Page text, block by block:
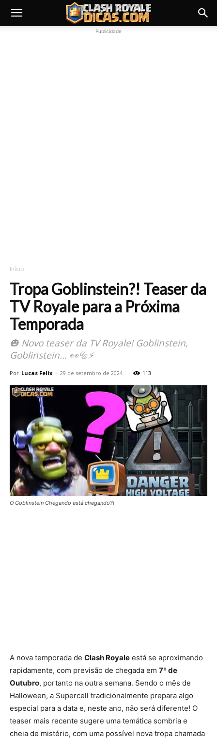
Publicidade
Início
Tropa Goblinstein?! Teaser da
TV Royale para a Próxima
Temporada
🎃 Novo teaser da TV Royale! Goblinstein,
Goblinstein... 👀🔩⚡
Por Lucas Felix - 29 de setembro de 2024 113
O Goblinstein Chegando está chegando?!
A nova temporada de Clash Royale está se aproximando
rapidamente, com previsão de chegada em 7º de
Outubro, portanto na outra semana. Sendo o mês de
Halloween, a Supercell tradicionalmente prepara algo
especial para a data e, neste ano, não será diferente! O
teaser mais recente sugere uma temática sombria e
cheia de mistério, com uma possível nova tropa chamada